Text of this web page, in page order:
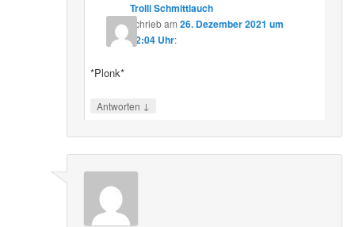
Trolli Schmittlauch
schriebam 26. Dezember 2021 um
12:04 Uhr:
*Plonk*
Antworten ↓